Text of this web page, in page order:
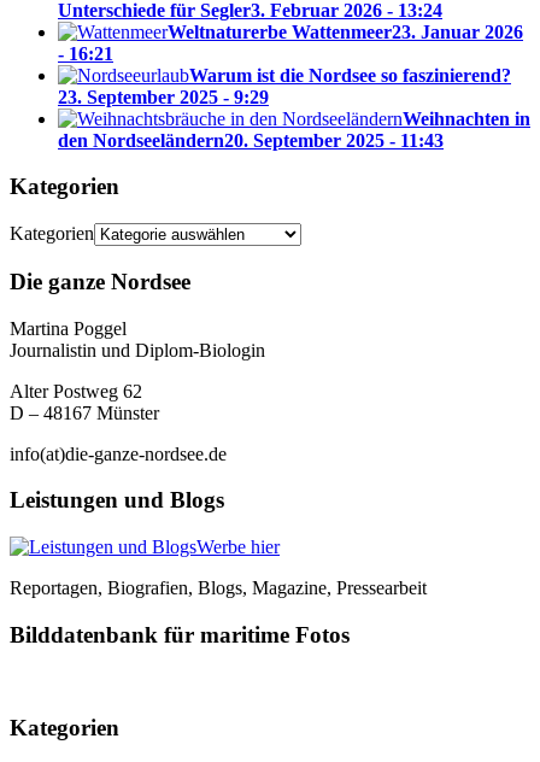
Unterschiede für Segler3. Februar 2026 - 13:24
Weltnaturerbe Wattenmeer23. Januar 2026
- 16:21
Warum ist die Nordsee so faszinierend?
23. September 2025 - 9:29
Weihnachten in
den Nordseeländern20. September 2025 - 11:43
Kategorien
Kategorien
Die ganze Nordsee
Martina Poggel
Journalistin und Diplom-Biologin
Alter Postweg 62
D – 48167 Münster
info(at)die-ganze-nordsee.de
Leistungen und Blogs
Werbe hier
Reportagen, Biografien, Blogs, Magazine, Pressearbeit
Bilddatenbank für maritime Fotos
Kategorien